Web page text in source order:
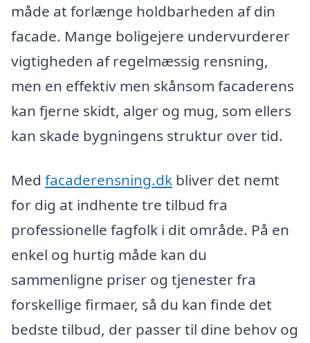
måde at forlænge holdbarheden af din
facade. Mange boligejere undervurderer
vigtigheden af regelmæssig rensning,
men en effektiv men skånsom facaderens
kan fjerne skidt, alger og mug, som ellers
kan skade bygningens struktur over tid.
Med facaderensning.dk bliver det nemt
for dig at indhente tre tilbud fra
professionelle fagfolk i dit område. På en
enkel og hurtig måde kan du
sammenligne priser og tjenester fra
forskellige firmaer, så du kan finde det
bedste tilbud, der passer til dine behov og